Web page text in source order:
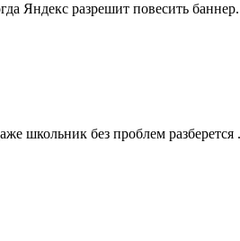
Яндекс разрешит повесить
школьник без проблем